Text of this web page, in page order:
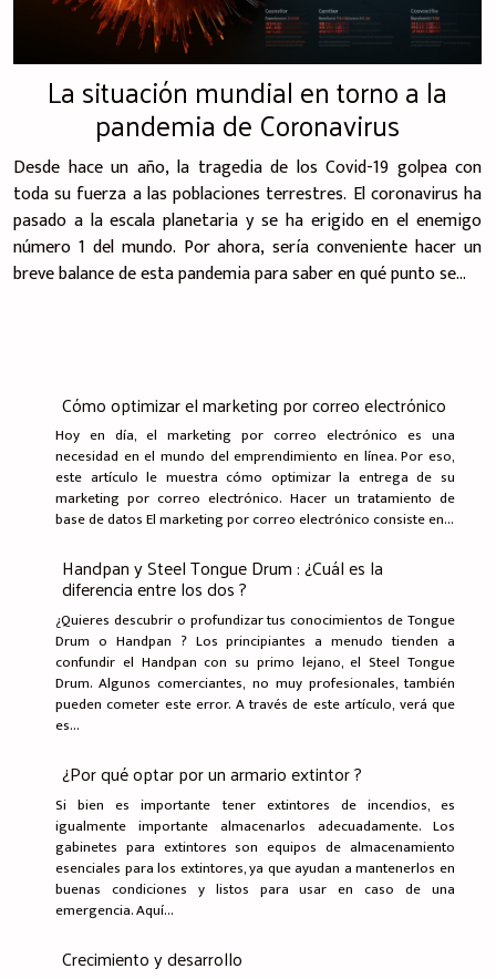
La situación mundial en torno a la
pandemia de Coronavirus
Desde hace un año, la tragedia de los Covid-19 golpea con
toda su fuerza a las poblaciones terrestres. El coronavirus ha
pasado a la escala planetaria y se ha erigido en el enemigo
número 1 del mundo. Por ahora, sería conveniente hacer un
breve balance de esta pandemia para saber en qué punto se...
Cómo optimizar el marketing por correo electrónico
Hoy en día, el marketing por correo electrónico es una
necesidad en el mundo del emprendimiento en línea. Por eso,
este artículo le muestra cómo optimizar la entrega de su
marketing por correo electrónico. Hacer un tratamiento de
base de datos El marketing por correo electrónico consiste en...
Handpan y Steel Tongue Drum : ¿Cuál es la
diferencia entre los dos ?
¿Quieres descubrir o profundizar tus conocimientos de Tongue
Drum o Handpan ? Los principiantes a menudo tienden a
confundir el Handpan con su primo lejano, el Steel Tongue
Drum. Algunos comerciantes, no muy profesionales, también
pueden cometer este error. A través de este artículo, verá que
es...
¿Por qué optar por un armario extintor ?
Si bien es importante tener extintores de incendios, es
igualmente importante almacenarlos adecuadamente. Los
gabinetes para extintores son equipos de almacenamiento
esenciales para los extintores, ya que ayudan a mantenerlos en
buenas condiciones y listos para usar en caso de una
emergencia. Aquí...
Crecimiento y desarrollo